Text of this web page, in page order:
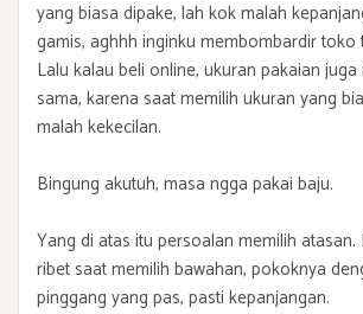
yang biasa dipake, lah kok malah
gamis, aghhh inginku membombardir toko
Lalu kalau beli online, ukuran pakaian
sama, karena saat memilih ukuran yang
malah kekecilan.
Bingung akutuh, masa ngga pakai baju.
Yang di atas itu persoalan memilih
ribet saat memilih bawahan, pokoknya
pinggang yang pas, pasti kepanjangan.